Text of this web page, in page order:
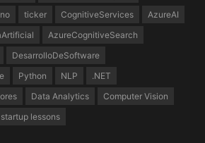
ticker CognitiveServices
AzureAI
AzureCognitiveSearch
DesarrolloDeSoftware
Python NLP
.NET
Data Analytics
Computer Vision
startup lessons